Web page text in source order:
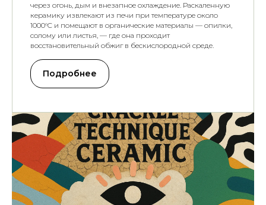
через огонь, дым и внезапное охлаждение. Раскаленную
керамику извлекают из печи при температуре около
1000°C и помещают в органические материалы — опилки,
солому или листья, — где она проходит
восстановительный обжиг в бескислородной среде.
Подробнее